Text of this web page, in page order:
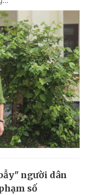
người dân
số